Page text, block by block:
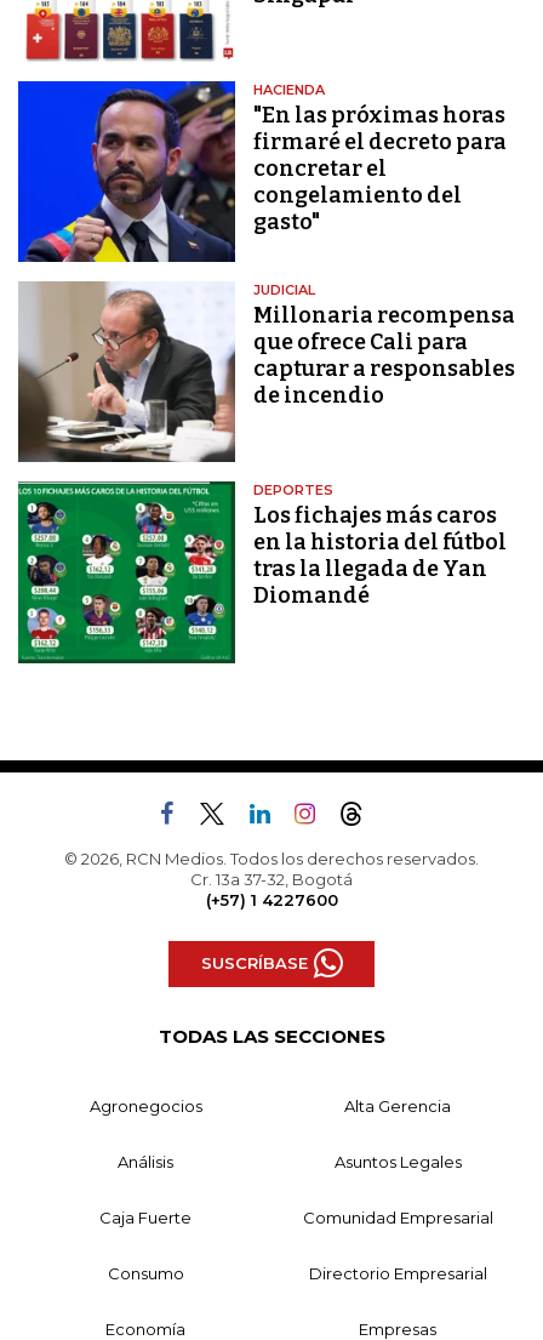
HACIENDA
"En las próximas horas
firmaré el decreto para
concretar el
congelamiento del
gasto"
JUDICIAL
Millonaria recompensa
que ofrece Cali para
capturar a responsables
de incendio
DEPORTES
Los fichajes más caros
en la historia del fútbol
tras la llegada de Yan
Diomandé
© 2026, RCN Medios. Todos los derechos reservados.
Cr. 13a 37-32, Bogotá
(+57) 1 4227600
SUSCRÍBASE
TODAS LAS SECCIONES
Agronegocios Alta Gerencia
Análisis Asuntos Legales
Caja Fuerte Comunidad Empresarial
Consumo Directorio Empresarial
Economía Empresas